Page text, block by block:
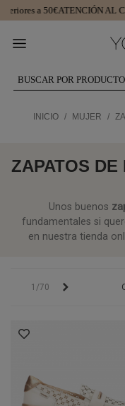
a 50€ ATENCIÓN AL
INICIO / MUJER /
ZAPATOS DE
Unos buenos
fundamentales si
en nuestra tienda
1/70